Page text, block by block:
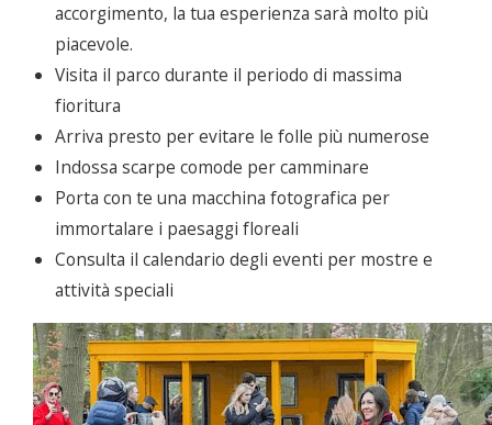
accorgimento, la tua esperienza sarà molto più
piacevole.
Visita il parco durante il periodo di massima
fioritura
Arriva presto per evitare le folle più numerose
Indossa scarpe comode per camminare
Porta con te una macchina fotografica per
immortalare i paesaggi floreali
Consulta il calendario degli eventi per mostre e
attività speciali